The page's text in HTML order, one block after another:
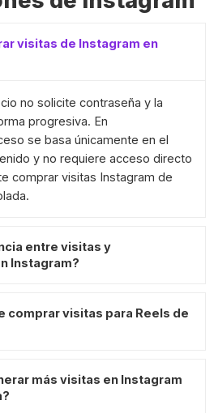
visitas de Instagram en
no solicite contraseña y la
progresiva. En
se basa únicamente en el
y no requiere acceso directo
comprar visitas Instagram de
entre visitas y
Instagram?
comprar visitas para Reels de
más visitas en Instagram